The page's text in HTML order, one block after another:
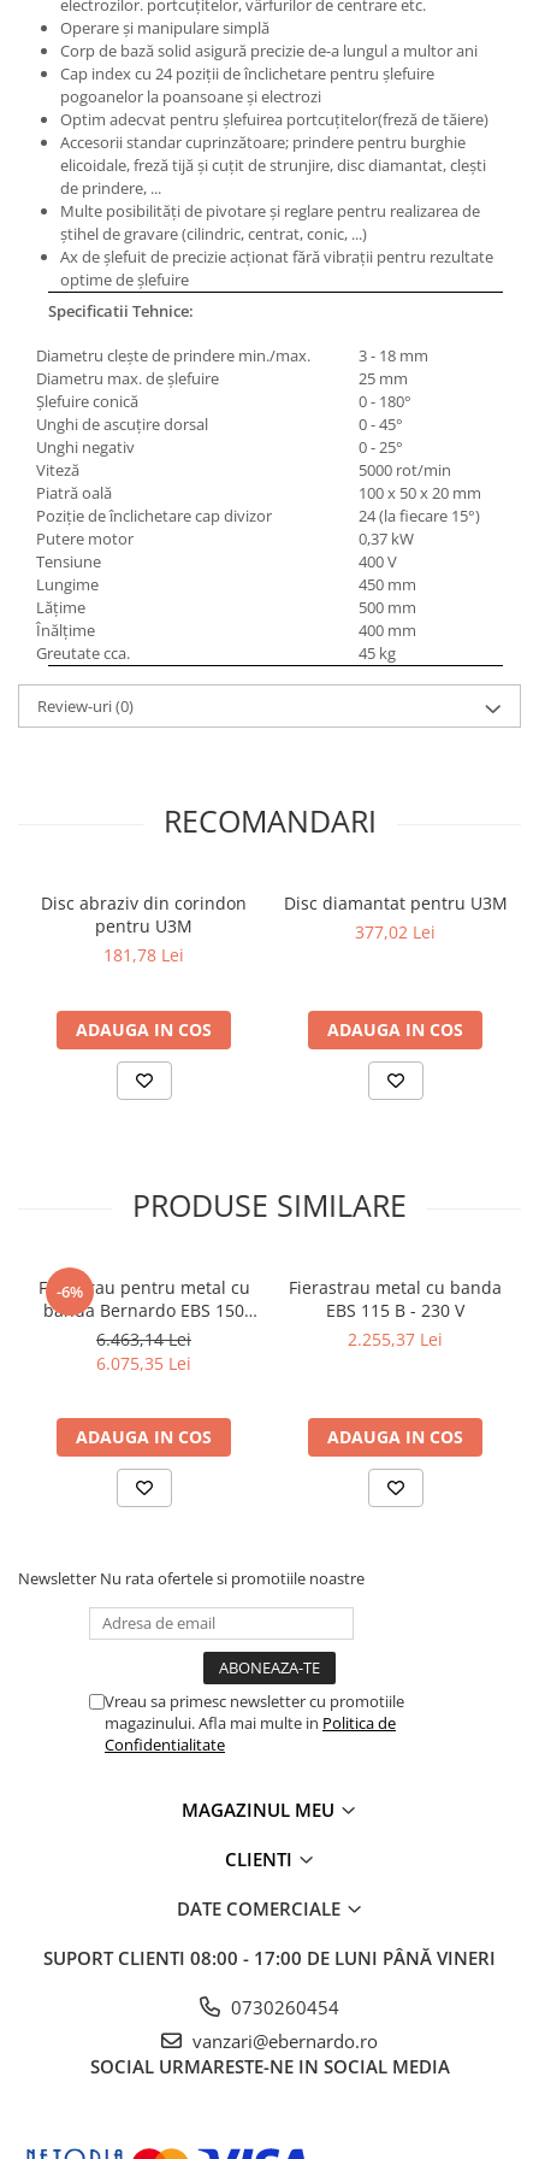
Masini electrice de filetat
Exhaustor pentru aschii metal
Masini de gaurit cu talpa
magnetica
Instalatii de spalare a pieselor
Lame de ferastrau cu varf din
carbura
Lame de ferăstrău cu acoperire
Panze de taiere cu banda verticala
Panze de taiere metal pentru
ferastraie
Roti de lustruit
Standuri pentru ferăstraie cu
bandă
frezat
Standuri pentru mașini de șlefuit
Standuri pentru strunguri metal
Unelte striere
electrozilor. portcuţitelor, vârfurilor de centrare etc.
Operare şi manipulare simplă
Corp de bază solid asigură precizie de-a lungul a multor ani
Cap index cu 24 poziţii de înclichetare pentru şlefuire
pogoanelor la poansoane şi electrozi
Optim adecvat pentru şlefuirea portcuţitelor(freză de tăiere)
Accesorii standar cuprinzătoare; prindere pentru burghie
elicoidale, freză tijă şi cuţit de strunjire, disc diamantat, cleşti
de prindere, ...
Multe posibilităţi de pivotare şi reglare pentru realizarea de
ştihel de gravare (cilindric, centrat, conic, ...)
Ax de şlefuit de precizie acţionat fără vibraţii pentru rezultate
optime de şlefuire
Specificatii Tehnice:
Diametru cleşte de prindere min./max.
3 - 18 mm
Diametru max. de şlefuire
25 mm
Şlefuire conică
0 - 180°
Unghi de ascuţire dorsal
0 - 45°
Unghi negativ
0 - 25°
Viteză
5000 rot/min
Piatră oală
100 x 50 x 20 mm
Poziţie de înclichetare cap divizor
24 (la fiecare 15°)
Putere motor
0,37 kW
Tensiune
400 V
Lungime
450 mm
Lăţime
500 mm
Înălţime
400 mm
Greutate cca.
45 kg
Review-uri(0)
RECOMANDARI
Disc abraziv din corindon
pentru U3M
181,78 Lei
ADAUGA IN COS
Disc diamantat pentru U3M
377,02 Lei
ADAUGA IN COS
PRODUSE SIMILARE
-6%
Ferastrau pentru metal cu
banda Bernardo EBS 150
GC
6.463,14 Lei
6.075,35 Lei
ADAUGA IN COS
Fierastrau metal cu banda
EBS 115 B - 230 V
2.255,37 Lei
ADAUGA IN COS
Newsletter Nu rata ofertele si promotiile noastre
Vreau sa primesc newsletter cu promotiile
magazinului. Afla mai multe in Politica de
Confidentialitate
MAGAZINUL MEU
CLIENTI
DATE COMERCIALE
SUPORT CLIENTI 08:00 - 17:00 DE LUNI PÂNĂ VINERI
0730260454
vanzari@ebernardo.ro
SOCIAL URMARESTE-NE IN SOCIAL MEDIA